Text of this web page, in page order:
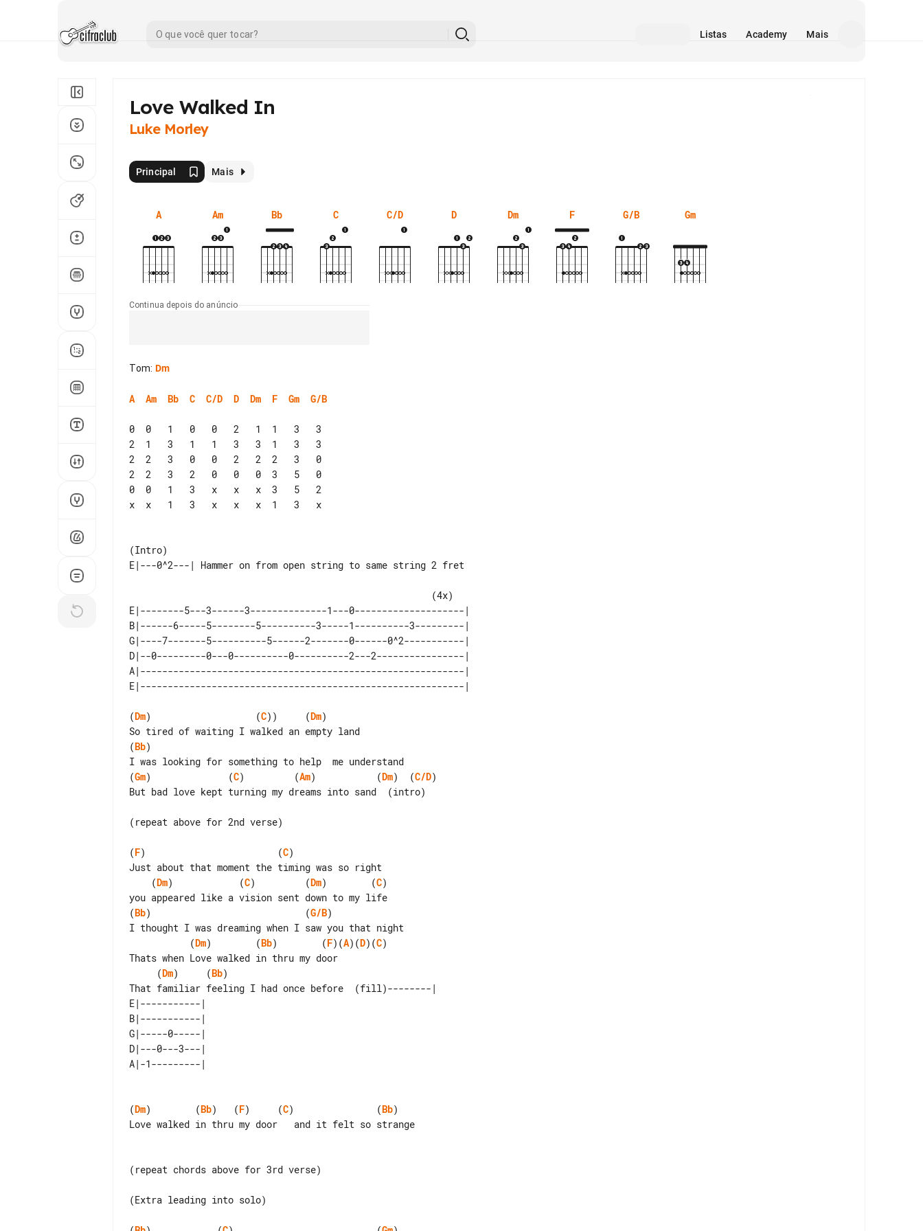
Listas Academy Mais
Love Walked In
Luke Morley
Principal Mais
A Am Bb C C/D D Dm F G/B Gm
Continua depois do anúncio
Tom: Dm
A Am Bb C C/D D Dm F Gm G/B
0  0   1   0   0   2   1  1   3   3
2  1   3   1   1   3   3  1   3   3
2  2   3   0   0   2   2  2   3   0
2  2   3   2   0   0   0  3   5   0
0  0   1   3   x   x   x  3   5   2
x  x   1   3   x   x   x  1   3   x
E|--------5---3------3--------------1---0--------------------|
B|------6-----5--------5----------3-----1----------3---------|
G|----7-------5----------5------2-------0------0^2-----------|
D|--0---------0---0----------0----------2---2----------------|
A|-----------------------------------------------------------|
(Dm)                   (C))     (Dm)
(Bb)
(Gm)              (C)         (Am)           (Dm)  (C/D)
But bad love kept turning my dreams into sand  (intro)
(repeat above for 2nd verse)
(F)                        (C)
    (
Dm)            (C)         (Dm)        (C)
(Bb)                            (G/B)
           (
Dm)        (Bb)        (F)(A)(D)(C)
     (
Dm)     (Bb)
E|-----------|
B|-----------|
G|-----0-----|
D|---0---3---|
(Dm)        (Bb)   (F)     (C)               (Bb)
Love walked in thru my door   and it felt so strange
(repeat chords above for 3rd verse)
(Extra leading into solo)